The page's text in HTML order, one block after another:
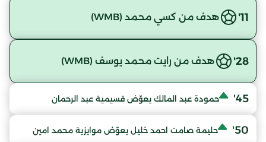
11' هدف من كسي محمد (WMB)
28' هدف من رايت محمد يوسف (WMB)
45' حمودة عبد المالك يعوّض قسيمية عبد الرحمان
50' حليمة صامت احمد خليل يعوّض موايزية محمد امين